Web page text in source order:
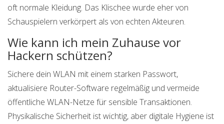
oft normale Kleidung. Das Klischee wurde eher von
Schauspielern verkörpert als von echten Akteuren.
Wie kann ich mein Zuhause vor
Hackern schützen?
Sichere dein WLAN mit einem starken Passwort,
aktualisiere Router-Software regelmäßig und vermeide
öffentliche WLAN-Netze für sensible Transaktionen.
Physikalische Sicherheit ist wichtig, aber digitale Hygiene ist